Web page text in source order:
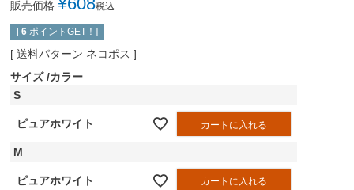
販売価格 税込
[ 6 ポイントGET！]
送料パターン ネコポス
サイズ カラー
S
ピュアホワイト カートに入れる
M
ピュアホワイト カートに入れる